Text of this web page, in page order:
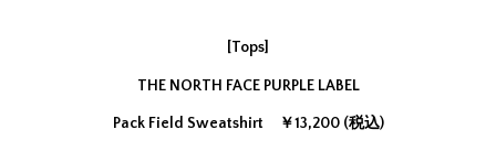
[Tops]
THE NORTH FACE PURPLE LABEL
Pack Field Sweatshirt ￥13,200 (税込)